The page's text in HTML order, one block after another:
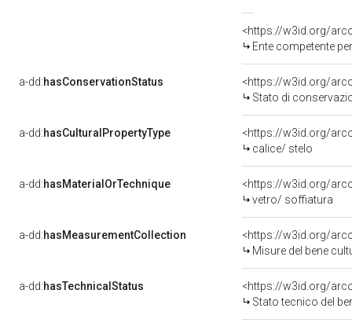
<https://w3id.org/
Ente competente per tutela del
a-dd:hasConservationStatus
<https://w3id.org/
Stato di
a-dd:hasCulturalPropertyType
<https://w3id.org/
calice/ stelo
a-dd:hasMaterialOrTechnique
<https://w3id.org/
vetro/ soffiatura
a-dd:hasMeasurementCollection
<https://w3id.org/
Misure del bene
a-dd:hasTechnicalStatus
<https://w3id.org/
Stato tecnico del